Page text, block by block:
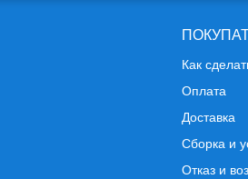
Как
Оплата
Доставка
Сборка и
Отказ и